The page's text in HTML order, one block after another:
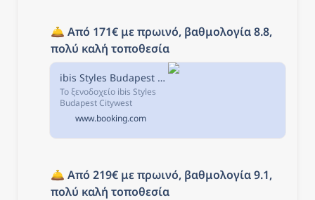
🛎️ Από 171€ με πρωινό, βαθμολογία 8.8,
πολύ καλή τοποθεσία
ibis Styles Budapest Citywest, Βουδαπέστη, Ουγγαρία
Το ξενοδοχείο ibis Styles
Budapest Citywest
βρίσκεται στη δυτική πύλη
της πόλης της
Βουδαπέστης και
ατμόσφαιρα,...
www.booking.com
🛎️ Από 219€ με πρωινό, βαθμολογία 9.1,
πολύ καλή τοποθεσία